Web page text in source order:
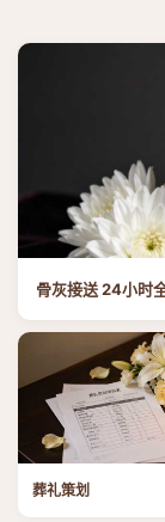
骨灰接送 24小时
葬礼策划